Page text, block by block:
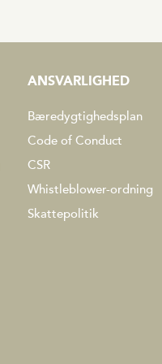
ANSVARLIGHED
Bæredygtighedsplan
Code of Conduct
CSR
Whistleblower-ordning
Skattepolitik